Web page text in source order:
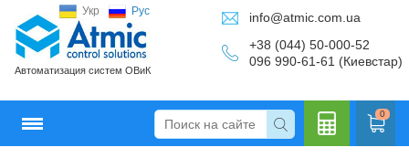
Укр Рус
Автоматизация систем ОВиК
info@atmic.com.ua
+38 (044) 50-000-52
096 990-61-61 (Киевстар)
0